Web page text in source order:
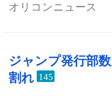
オリコンニュース
ジャンプ発行部
割れ 145